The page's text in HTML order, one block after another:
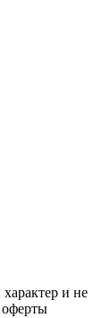
и не
оферты